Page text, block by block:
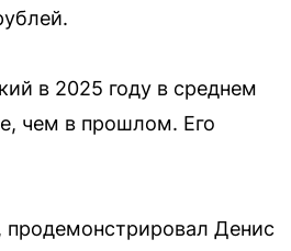
в 2025 году в среднем
чем в прошлом. Его
продемонстрировал Денис